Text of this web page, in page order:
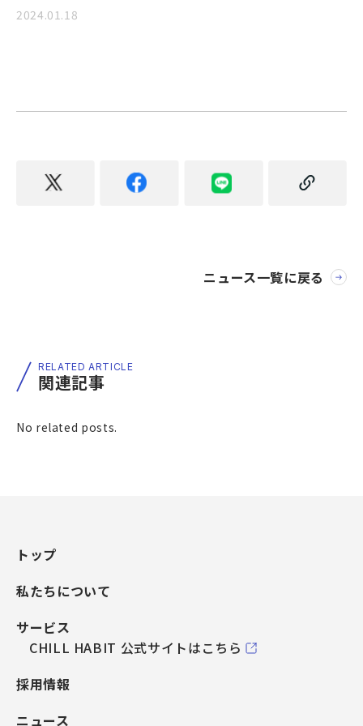
2024.01.18
ニュース一覧に戻る
RELATED ARTICLE
関連記事
No related posts.
トップ
私たちについて
サービス
CHILL HABIT 公式サイトはこちら
採用情報
ニュース